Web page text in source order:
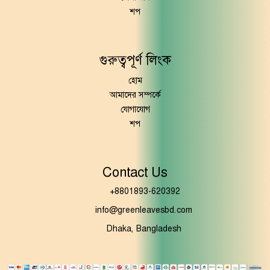
শপ
গুরুত্বপূর্ণ লিংক
হোম
আমাদের সম্পর্কে
যোগাযোগ
শপ
Contact Us
+8801893-620392
info@greenleavesbd.com
Dhaka, Bangladesh